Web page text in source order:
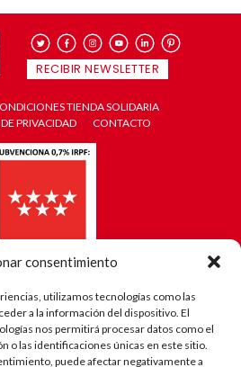
consentimiento
utilizamos tecnologías como las
a la información del dispositivo. El
nos permitirá procesar datos como el
o las identificaciones únicas en este sitio.
puede afectar negativamente a
RECIBIR NEWSLETTER
TIENDA SOLIDARIA
PRIVACIDAD CONTACTO